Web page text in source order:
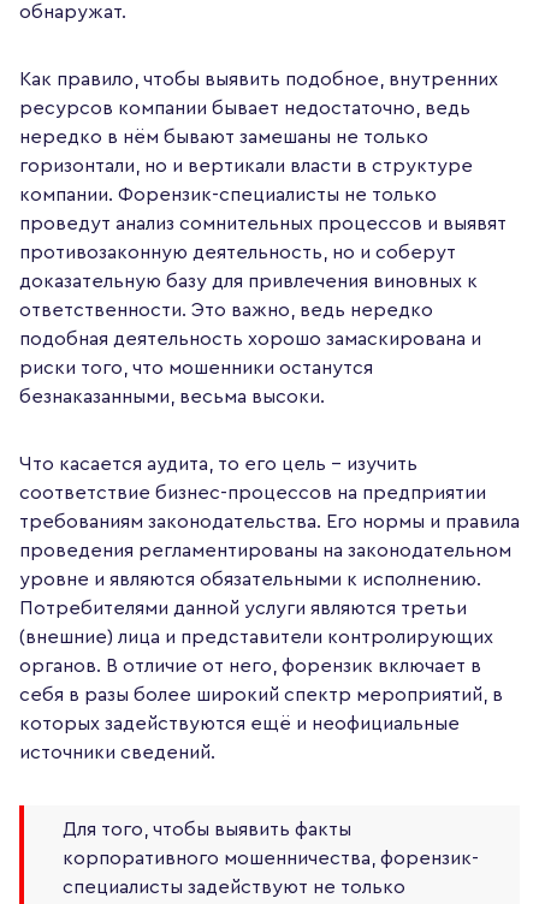
обнаружат.
Как правило, чтобы выявить подобное, внутренних
ресурсов компании бывает недостаточно, ведь
нередко в нём бывают замешаны не только
горизонтали, но и вертикали власти в структуре
компании. Форензик-специалисты не только
проведут анализ сомнительных процессов и выявят
противозаконную деятельность, но и соберут
доказательную базу для привлечения виновных к
ответственности. Это важно, ведь нередко
подобная деятельность хорошо замаскирована и
риски того, что мошенники останутся
безнаказанными, весьма высоки.
Что касается аудита, то его цель – изучить
соответствие бизнес-процессов на предприятии
требованиям законодательства. Его нормы и правила
проведения регламентированы на законодательном
уровне и являются обязательными к исполнению.
Потребителями данной услуги являются третьи
(внешние) лица и представители контролирующих
органов. В отличие от него, форензик включает в
себя в разы более широкий спектр мероприятий, в
которых задействуются ещё и неофициальные
источники сведений.
Для того, чтобы выявить факты
корпоративного мошенничества, форензик-
специалисты задействуют не только